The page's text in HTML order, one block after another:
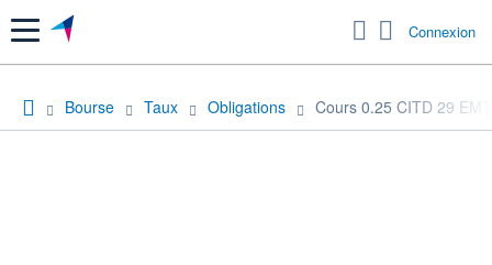
Menu Connexion
Bourse Taux Obligations Cours 0.25 CITD 29